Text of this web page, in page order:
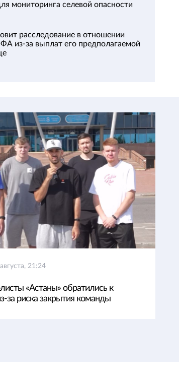
мониторинга селевой опасности
расследование в отношении
из-за выплат его предполагаемой
21:24
«Астаны» обратились к
за риска закрытия команды